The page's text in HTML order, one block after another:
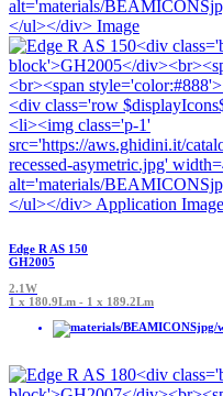
Edge R AS 150
GH2005
2.1W
1 x 180.9Lm - 1 x 189.2Lm